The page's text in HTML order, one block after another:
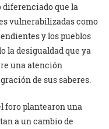
diferenciado que la
vulnerabilizadas como
y los pueblos
la desigualdad que ya
una atención
de sus saberes.
foro plantearon una
a un cambio de